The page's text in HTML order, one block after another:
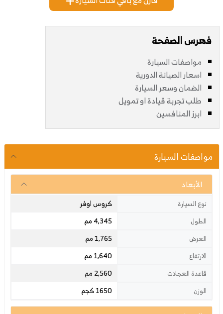
فهرس الصفحة
مواصفات السيارة
اسعار الصيانة الدورية
الضمان وسعر السيارة
طلب تجربة قيادة او تمويل
ابرز المنافسين
مواصفات السيارة
الأبعاد
نوع السيارة كروس اوفر
الطول 4,345 مم
العرض 1,765 مم
الارتفاع 1,640 مم
قاعدة العجلات 2,560 مم
الوزن 1650 كجم